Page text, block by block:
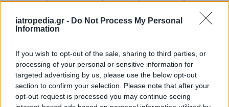
iatropedia.gr - Do Not Process My Personal
Information
If you wish to opt-out of the sale, sharing to third parties, or
processing of your personal or sensitive information for
targeted advertising by us, please use the below opt-out
section to confirm your selection. Please note that after your
opt-out request is processed you may continue seeing
για διαβήτη και παχυσαρκία
ΕΙΔΗΣΕΙΣ 07 Αυγούστου 2026 19:33
ΙΣΑ: «Καμπανάκι» για τον ιό του Δυτικού Νείλου στην
Αττική – Τι ζητά από τις Αρχές